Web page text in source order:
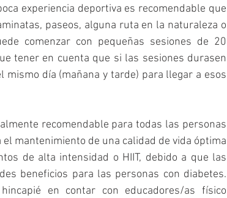
experiencia deportiva es recomendable que
paseos, alguna ruta en la naturaleza o
comenzar con pequeñas sesiones de 20
tener en cuenta que si las sesiones durasen
mismo día (mañana y tarde) para llegar a esos
recomendable para todas las personas
mantenimiento de una calidad de vida óptima
de alta intensidad o HIIT, debido a que las
beneficios para las personas con diabetes.
en contar con educadores/as físico